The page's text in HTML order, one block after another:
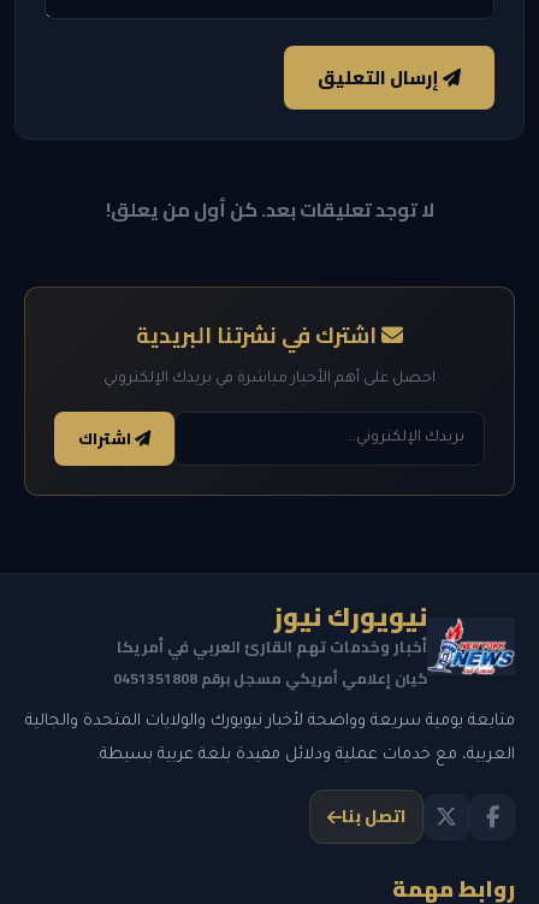
إرسال التعليق
لا توجد تعليقات بعد. كن أول من يعلق!
اشترك في نشرتنا البريدية
احصل على أهم الأخبار مباشرة في بريدك الإلكتروني
اشتراك
نيويورك نيوز
أخبار وخدمات تهم القارئ العربي في أمريكا
كيان إعلامي أمريكي مسجل برقم 0451351808
متابعة يومية سريعة وواضحة لأخبار نيويورك والولايات المتحدة والجالية
العربية، مع خدمات عملية ودلائل مفيدة بلغة عربية بسيطة.
اتصل بنا
روابط مهمة